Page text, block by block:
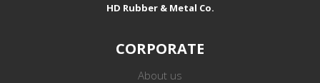
HD Rubber & Metal Co.
CORPORATE
About us